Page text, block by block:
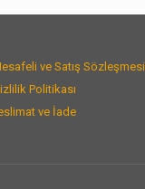
ve Satış Sözleşmesi
Politikası
ve İade